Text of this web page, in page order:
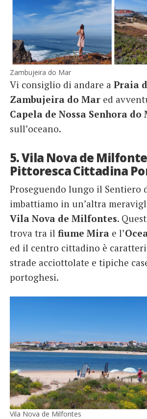
Zambujeira do Mar
Vi consiglio di andare a Praia
Zambujeira do Mar ed
Capela de Nossa Senhora do
sull’oceano.
5. Vila Nova de
Pittoresca Cittadina
Proseguendo lungo il Sentiero
imbattiamo in un’altra
Vila Nova de Milfontes.
trova tra il fiume Mira e l’
ed il centro cittadino è
strade acciottolate e tipiche
portoghesi.
Vila Nova de Milfontes